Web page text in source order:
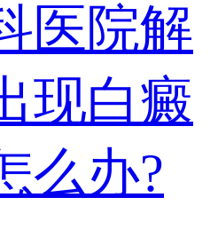
医院解
现白癜
么办?